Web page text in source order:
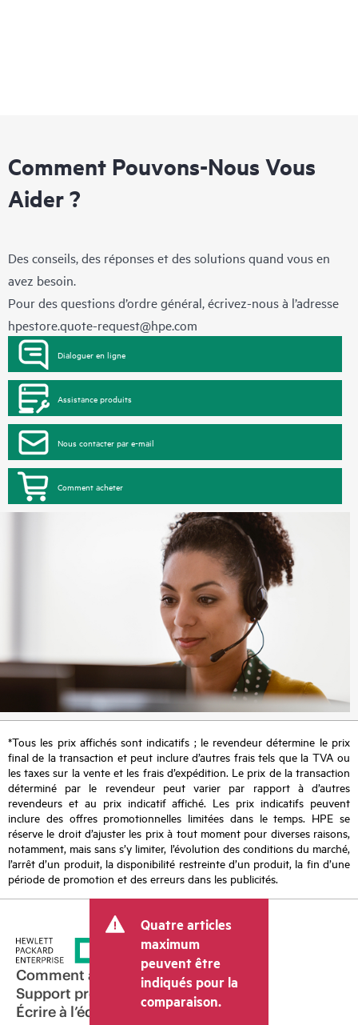
Comment Pouvons-Nous Vous
Aider ?
Des conseils, des réponses et des solutions quand vous en
avez besoin.
Pour des questions d’ordre général, écrivez-nous à l’adresse
hpestore.quote-request@hpe.com
Dialoguer en ligne
Assistance produits
Nous contacter par e-mail
Comment acheter
*Tous les prix affichés sont indicatifs ; le revendeur détermine le prix
final de la transaction et peut inclure d’autres frais tels que la TVA ou
les taxes sur la vente et les frais d’expédition. Le prix de la transaction
déterminé par le revendeur peut varier par rapport à d’autres
revendeurs et au prix indicatif affiché. Les prix indicatifs peuvent
inclure des offres promotionnelles limitées dans le temps. HPE se
réserve le droit d’ajuster les prix à tout moment pour diverses raisons,
notamment, mais sans s’y limiter, l’évolution des conditions du marché,
l’arrêt d’un produit, la disponibilité restreinte d’un produit, la fin d’une
période de promotion et des erreurs dans les publicités.
Quatre articles
maximum
peuvent être
indiqués pour la
comparaison.
Comment acheter
Support produit
Écrire à l’équipe commerciale